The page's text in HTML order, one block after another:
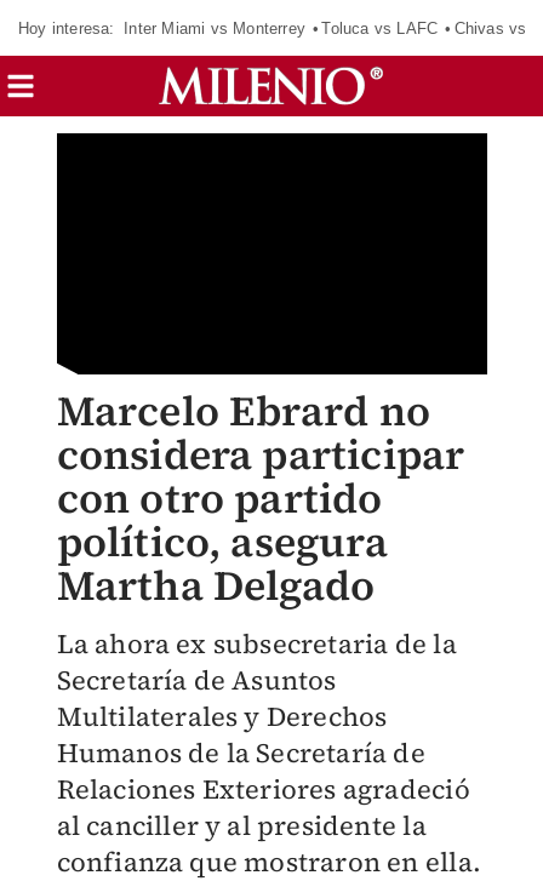
Hoy interesa: Inter Miami vs Monterrey Toluca vs LAFC Chivas vs
Marcelo Ebrard no
considera participar
con otro partido
político, asegura
Martha Delgado
La ahora ex subsecretaria de la
Secretaría de Asuntos
Multilaterales y Derechos
Humanos de la Secretaría de
Relaciones Exteriores agradeció
al canciller y al presidente la
confianza que mostraron en ella.